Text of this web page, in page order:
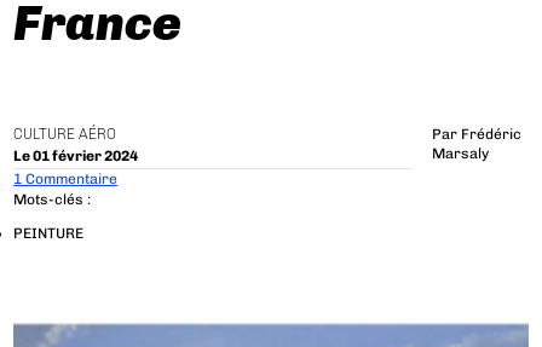
France
CULTURE AÉRO
Le 01 février 2024
Par Frédéric
Marsaly
1 Commentaire
Mots-clés :
PEINTURE